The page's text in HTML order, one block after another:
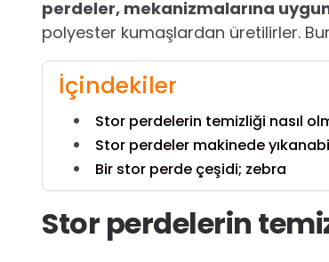
perdeler, mekanizmalarına
polyester kumaşlardan üretilirler.
İçindekiler
Stor perdelerin temizliği nasıl
Stor perdeler makinede
Bir stor perde çeşidi; zebra
Stor perdelerin